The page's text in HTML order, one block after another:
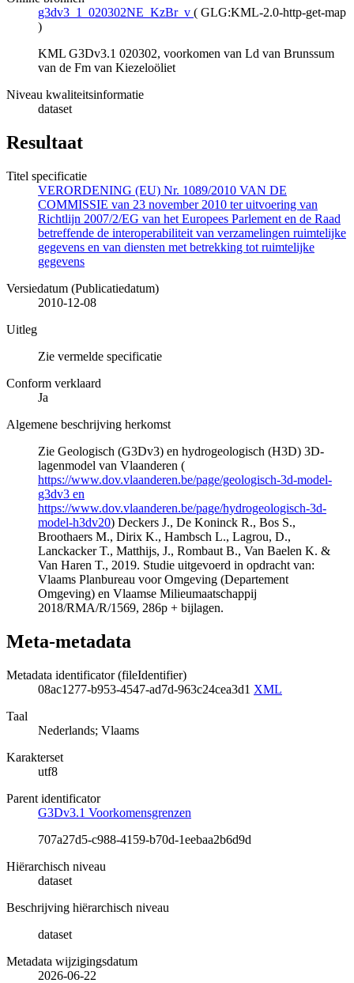
g3dv3_1_020302NE_KzBr_v ( GLG:KML-2.0-http-get-map
)
KML G3Dv3.1 020302, voorkomen van Ld van Brunssum
van de Fm van Kiezeloöliet
Niveau kwaliteitsinformatie
dataset
Resultaat
Titel specificatie
VERORDENING (EU) Nr. 1089/2010 VAN DE
COMMISSIE van 23 november 2010 ter uitvoering van
Richtlijn 2007/2/EG van het Europees Parlement en de Raad
betreffende de interoperabiliteit van verzamelingen ruimtelijke
gegevens en van diensten met betrekking tot ruimtelijke
gegevens
Versiedatum (Publicatiedatum)
2010-12-08
Uitleg
Zie vermelde specificatie
Conform verklaard
Ja
Algemene beschrijving herkomst
Zie Geologisch (G3Dv3) en hydrogeologisch (H3D) 3D-
lagenmodel van Vlaanderen (
https://www.dov.vlaanderen.be/page/geologisch-3d-model-
g3dv3 en
https://www.dov.vlaanderen.be/page/hydrogeologisch-3d-
model-h3dv20) Deckers J., De Koninck R., Bos S.,
Broothaers M., Dirix K., Hambsch L., Lagrou, D.,
Lanckacker T., Matthijs, J., Rombaut B., Van Baelen K. &
Van Haren T., 2019. Studie uitgevoerd in opdracht van:
Vlaams Planbureau voor Omgeving (Departement
Omgeving) en Vlaamse Milieumaatschappij
2018/RMA/R/1569, 286p + bijlagen.
Meta-metadata
Metadata identificator (fileIdentifier)
08ac1277-b953-4547-ad7d-963c24cea3d1 XML
Taal
Nederlands; Vlaams
Karakterset
utf8
Parent identificator
G3Dv3.1 Voorkomensgrenzen
707a27d5-c988-4159-b70d-1eebaa2b6d9d
Hiërarchisch niveau
dataset
Beschrijving hiërarchisch niveau
dataset
Metadata wijzigingsdatum
2026-06-22